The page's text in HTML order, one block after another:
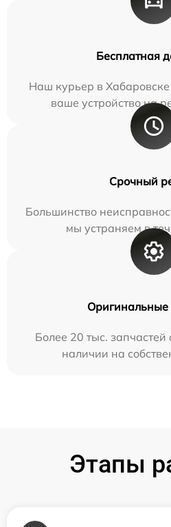
Бесплатная
Наш курьер в Хабаровске
ваше устройство на
Срочный
Большинство
мы устраняем в
Оригинальные
Более 20 тыс. запчастей
наличии на
Этапы